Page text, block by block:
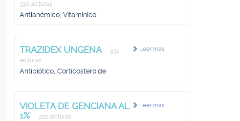
330 lecturas
Antianémico, Vitamínico
Leer más
TRAZIDEX UNGENA
931
lecturas
Antibiótico, Corticosteroide
Leer más
VIOLETA DE GENCIANA AL
1%
202 lecturas